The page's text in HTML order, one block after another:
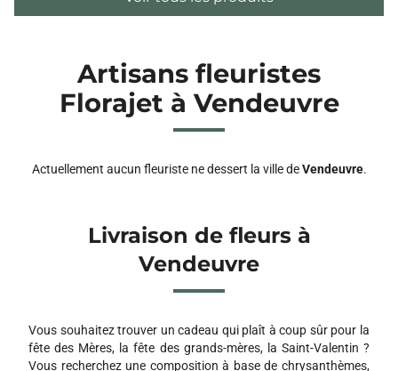
Artisans fleuristes
Florajet à Vendeuvre
Actuellement aucun fleuriste ne dessert la ville deVendeuvre.
Livraison de fleurs à
Vendeuvre
Vous souhaitez trouver un cadeau qui plaît à coup sûr pour la
fête des Mères, la fête des grands-mères, la Saint-Valentin ?
Vous recherchez une composition à base de chrysanthèmes,